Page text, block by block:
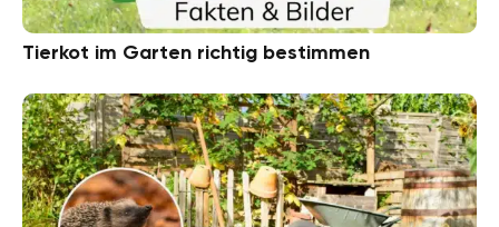
Tierkot im Garten richtig bestimmen